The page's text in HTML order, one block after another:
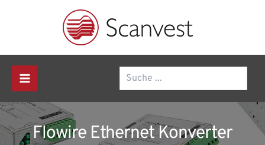
Main
Menu
Flowire Ethernet Konverter